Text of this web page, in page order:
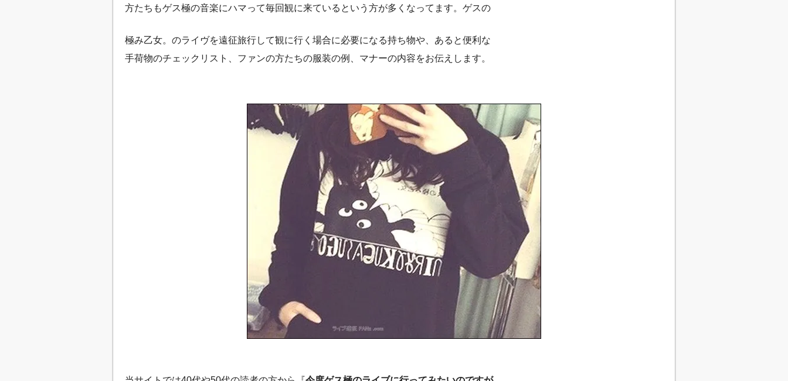
方たちもゲス極の音楽にハマって毎回観に来ているという方が多くなってます。ゲスの
極み乙女。のライヴを遠征旅行して観に行く場合に必要になる持ち物や、あると便利な
手荷物のチェックリスト、ファンの方たちの服装の例、マナーの内容をお伝えします。